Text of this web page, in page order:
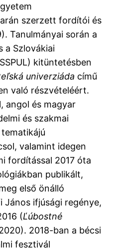
szerzett fordítói és
Tanulmányai során a
a Szlovákiai
kitüntetésben
univerziáda című
való részvételéért.
angol és magyar
és szakmai
valamint idegen
fordítással 2017 óta
publikált,
első önálló
ifjúsági regénye,
(Ľúbostné
2018-ban a bécsi
fesztivál